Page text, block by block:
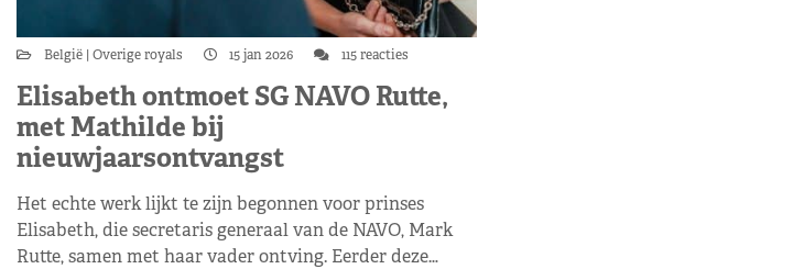
België Overige royals 15 jan 2026 115 reacties
Elisabeth ontmoet SG NAVO Rutte,
met Mathilde bij
nieuwjaarsontvangst
Het echte werk lijkt te zijn begonnen voor prinses
Elisabeth, die secretaris generaal van de NAVO, Mark
Rutte, samen met haar vader ontving. Eerder deze…